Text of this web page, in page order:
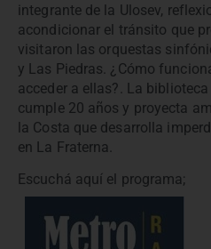
integrante de la Ulosev,
acondicionar el tránsito que
visitaron las orquestas
y Las Piedras. ¿Cómo
acceder a ellas?. La
cumple 20 años y proyecta
la Costa que desarrolla
en La Fraterna.
Escuchá aquí el programa;